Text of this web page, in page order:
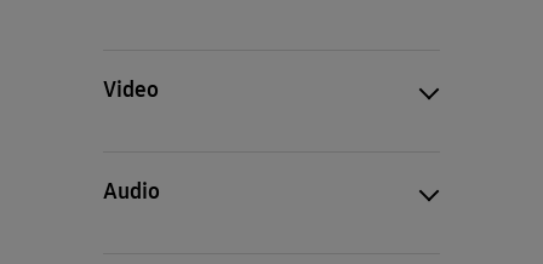
Video
Audio